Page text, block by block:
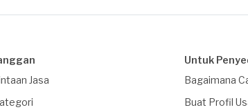
Jasa
Untuk
Bagaimana
Buat Profil